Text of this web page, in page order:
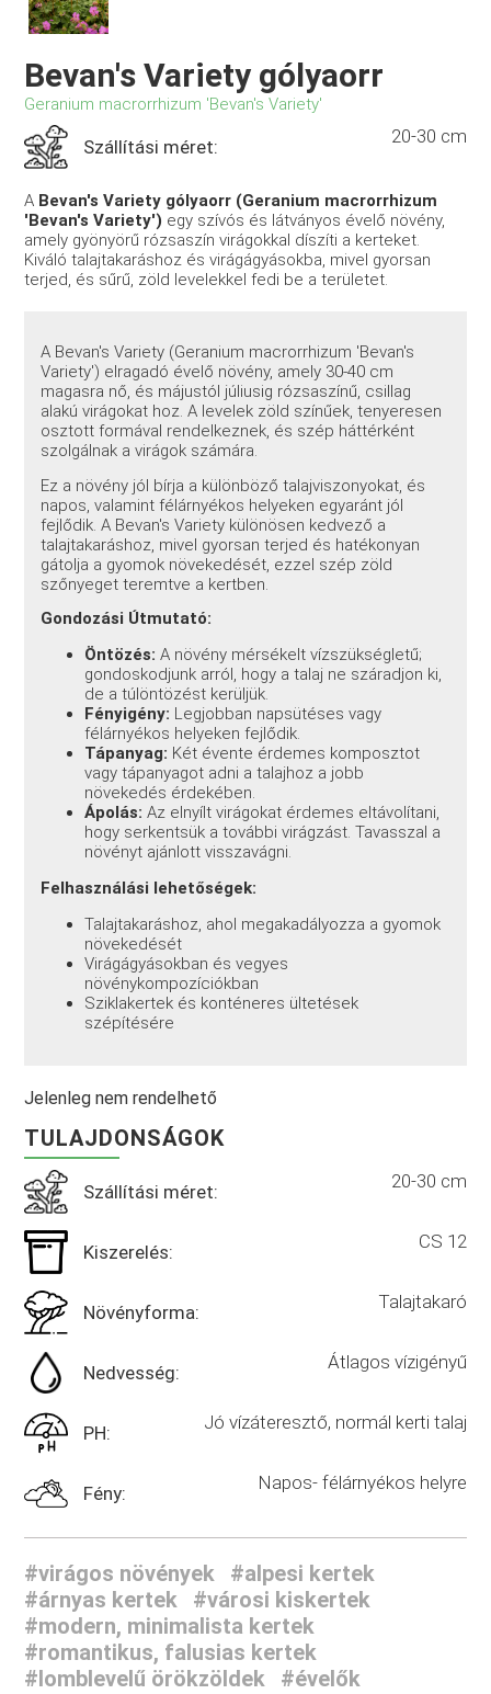
Bevan's Variety gólyaorr
Geranium macrorrhizum 'Bevan's Variety'
Szállítási méret: 20-30 cm
A Bevan's Variety gólyaorr (Geranium macrorrhizum
'Bevan's Variety') egy szívós és látványos évelő növény,
amely gyönyörű rózsaszín virágokkal díszíti a kerteket.
Kiváló talajtakaráshoz és virágágyásokba, mivel gyorsan
terjed, és sűrű, zöld levelekkel fedi be a területet.
A Bevan's Variety (Geranium macrorrhizum 'Bevan's
Variety') elragadó évelő növény, amely 30-40 cm
magasra nő, és májustól júliusig rózsaszínű, csillag
alakú virágokat hoz. A levelek zöld színűek, tenyeresen
osztott formával rendelkeznek, és szép háttérként
szolgálnak a virágok számára.
Ez a növény jól bírja a különböző talajviszonyokat, és
napos, valamint félárnyékos helyeken egyaránt jól
fejlődik. A Bevan's Variety különösen kedvező a
talajtakaráshoz, mivel gyorsan terjed és hatékonyan
gátolja a gyomok növekedését, ezzel szép zöld
szőnyeget teremtve a kertben.
Gondozási Útmutató:
Öntözés: A növény mérsékelt vízszükségletű;
gondoskodjunk arról, hogy a talaj ne száradjon ki,
de a túlöntözést kerüljük.
Fényigény: Legjobban napsütéses vagy
félárnyékos helyeken fejlődik.
Tápanyag: Két évente érdemes komposztot
vagy tápanyagot adni a talajhoz a jobb
növekedés érdekében.
Ápolás: Az elnyílt virágokat érdemes eltávolítani,
hogy serkentsük a további virágzást. Tavasszal a
növényt ajánlott visszavágni.
Felhasználási lehetőségek:
Talajtakaráshoz, ahol megakadályozza a gyomok
növekedését
Virágágyásokban és vegyes
növénykompozíciókban
Sziklakertek és konténeres ültetések
szépítésére
Jelenleg nem rendelhető
TULAJDONSÁGOK
Szállítási méret: 20-30 cm
Kiszerelés: CS 12
Növényforma: Talajtakaró
Nedvesség: Átlagos vízigényű
PH: Jó vízáteresztő, normál kerti talaj
Fény: Napos- félárnyékos helyre
#virágos növények
#alpesi kertek
#árnyas kertek
#városi kiskertek
#modern, minimalista kertek
#romantikus, falusias kertek
#lomblevelű örökzöldek
#évelők